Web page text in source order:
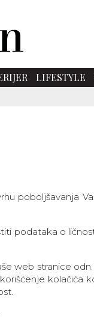
LIFESTYLE
poboljšavanja
podataka o
web stranice
kolačića